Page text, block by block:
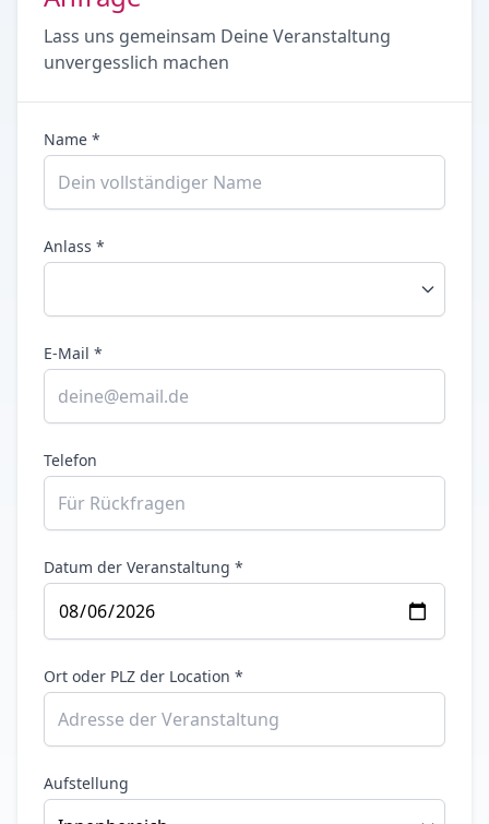
Lass uns gemeinsam Deine Veranstaltung
unvergesslich machen
Name *
Anlass *
E-Mail *
Telefon
Datum der Veranstaltung *
Ort oder PLZ der Location *
Aufstellung